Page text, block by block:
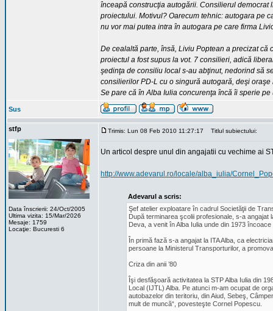
înceapă construcţia autogării. Consilierul democrat
proiectului. Motivul? Oarecum tehnic: autogara pe
nu vor mai putea intra în autogara pe care firma
De cealaltă parte, însă, Liviu Poptean a precizat
proiectul a fost supus la vot. 7 consilieri, adică
şedinţa de consiliu local s-au abţinut, nedorind să
consilierilor PD-L cu o singură autogară, deşi
Se pare că în Alba Iulia concurenţa încă îi sperie
Sus
stfp
Data înscrierii: 24/Oct/2005
Ultima vizita: 15/Mar/2026
Mesaje: 1759
Locaţie: Bucuresti 6
Trimis: Lun 08 Feb 2010 11:27:17 Titlul subiectului:
Un articol despre unul din angajatii cu vechime ai
http://www.adevarul.ro/locale/alba_iulia/
Adevarul a scris:
Şef atelier exploatare în cadrul Societăţii de
După terminarea şcolii profesionale, s-a
Deva, a venit în Alba Iulia unde din 1973
În primă fază s-a angajat la ITA Alba, ca
persoane la Ministerul Transporturilor, a
Criza din anii ’80
Îşi desfăşoară activitatea la STP Alba Iulia din
Local (IJTL) Alba. Pe atunci m-am ocupat de
autobazelor din teritoriu, din Aiud, Sebeş,
mult de muncă“, povesteşte Cornel Popescu.